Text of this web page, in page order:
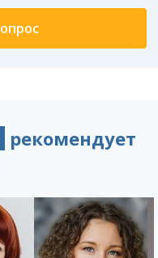
рекомендует